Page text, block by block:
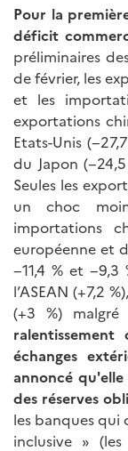
Pour la
déficit
préliminaires
de février, les
et les
exportations
Etats-Unis
du Japon
Seules les
un choc
importations
européenne et
−11,4 % et −9,3
l’ASEAN (+7,2
(+3 %)
échanges
annoncé
des réserves
les banques
inclusive »